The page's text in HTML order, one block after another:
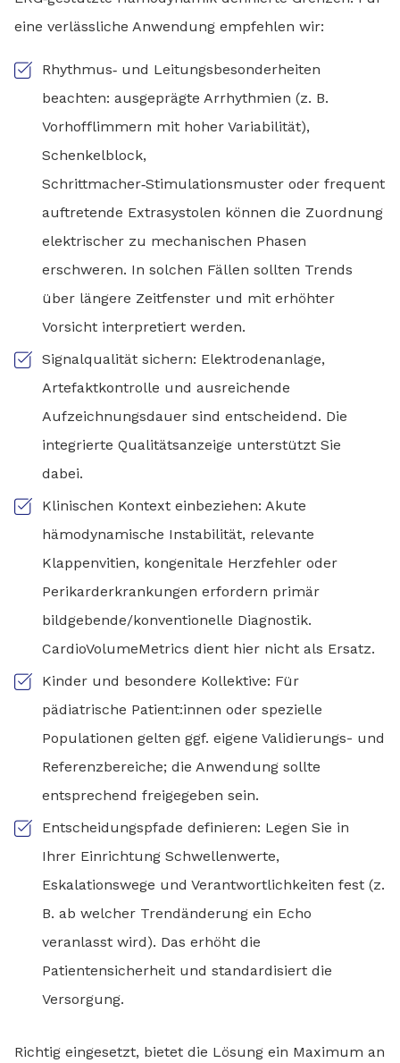
eine verlässliche Anwendung empfehlen wir:
Rhythmus‑ und Leitungsbesonderheiten
beachten: ausgeprägte Arrhythmien (z. B.
Vorhofflimmern mit hoher Variabilität),
Schenkelblock,
Schrittmacher‑Stimulationsmuster oder frequent
auftretende Extrasystolen können die Zuordnung
elektrischer zu mechanischen Phasen
erschweren. In solchen Fällen sollten Trends
über längere Zeitfenster und mit erhöhter
Vorsicht interpretiert werden.
Signalqualität sichern: Elektrodenanlage,
Artefaktkontrolle und ausreichende
Aufzeichnungsdauer sind entscheidend. Die
integrierte Qualitätsanzeige unterstützt Sie
dabei.
Klinischen Kontext einbeziehen: Akute
hämodynamische Instabilität, relevante
Klappenvitien, kongenitale Herzfehler oder
Perikarderkrankungen erfordern primär
bildgebende/konventionelle Diagnostik.
CardioVolumeMetrics dient hier nicht als Ersatz.
Kinder und besondere Kollektive: Für
pädiatrische Patient:innen oder spezielle
Populationen gelten ggf. eigene Validierungs- und
Referenzbereiche; die Anwendung sollte
entsprechend freigegeben sein.
Entscheidungspfade definieren: Legen Sie in
Ihrer Einrichtung Schwellenwerte,
Eskalationswege und Verantwortlichkeiten fest (z.
B. ab welcher Trendänderung ein Echo
veranlasst wird). Das erhöht die
Patientensicherheit und standardisiert die
Versorgung.
Richtig eingesetzt, bietet die Lösung ein Maximum an